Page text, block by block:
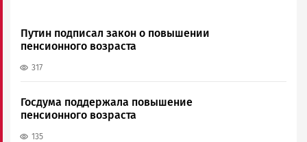
Путин подписал закон о повышении
пенсионного возраста
317
Госдума поддержала повышение
пенсионного возраста
135